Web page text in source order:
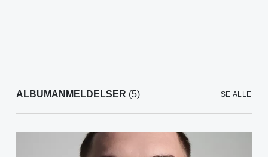
ALBUMANMELDELSER (5) SE ALLE